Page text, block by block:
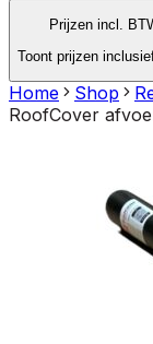
Prijzen incl.
Toont prijzen
Home Shop
RoofCover